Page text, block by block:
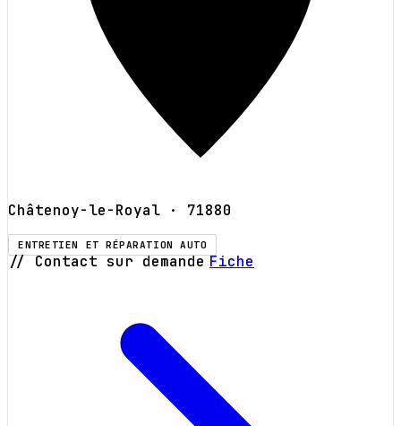
Châtenoy-le-Royal · 71880
ENTRETIEN ET RÉPARATION AUTO
// Contact sur demande Fiche